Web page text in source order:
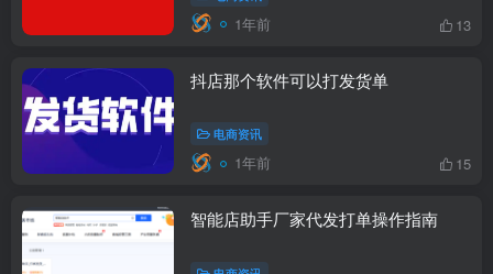
1年前 13
抖店那个软件可以打发货单
电商资讯
1年前 15
智能店助手厂家代发打单操作指南